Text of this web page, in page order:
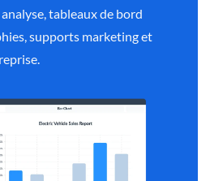
tableaux de bord
supports marketing et